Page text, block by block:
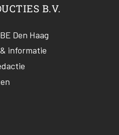
B.V.
Den Haag
informatie